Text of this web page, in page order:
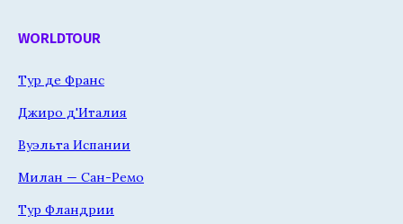
WORLDTOUR
Тур де Франс
Джиро д'Италия
Вуэльта Испании
Милан — Сан-Ремо
Тур Фландрии